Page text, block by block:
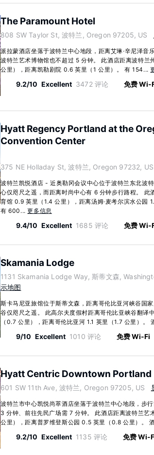
The Paramount Hotel
808 SW Taylor St, 波特兰, Oregon 97205, US
派拉蒙酒店坐落于波特兰中心地段，距离艾琳·辛尼泽音
波特兰艺术博物馆也不超过 5 分钟。 此酒店距离波特
公里），距离凯勒剧院 0.6 英里（1 公里）。 有 154...
9.2/10 Excellent 3472 评论 免费 Wi-
Hyatt Regency Portland at the
Convention Center
375 NE Holladay St, 波特兰, Oregon 97232, US
波特兰凯悦酒店 - 近奥勒冈会议中心位于波特兰东北波
心仅咫尺之遥，而距离时尚中心有 6 分钟步行路程。 此
育馆 0.9 英里（1.4 公里），距离汤姆·麦考尔滨水公园
有 600...更多信息
9.4/10 Excellent 1685 评论 免费 Wi-
Skamania Lodge
1131 Skamania Lodge Way, 斯蒂文森,
示地图
斯卡马尼亚旅馆位于斯蒂文森，距离哥伦比亚河峡谷国
谷仅咫尺之遥。 此高尔夫度假村距离哥伦比亚峡谷翻译
（0.7 公里），距离哥伦比亚河 1.1 英里（1.7 公里）
9/10 Excellent 1010 评论 免费 Wi-Fi
Hyatt Centric Downtown Portland
601 SW 11th Ave, 波特兰, Oregon 97205, US
波特兰市中心凯悦尚萃酒店坐落于波特兰中心地段，步
3 分钟、前往先民广场需 7 分钟。 此酒店距离波特兰
公里），距离普罗维登斯公园 0.5 英里（0.8 公里）。
9.2/10 Excellent 1135 评论 免费 Wi-